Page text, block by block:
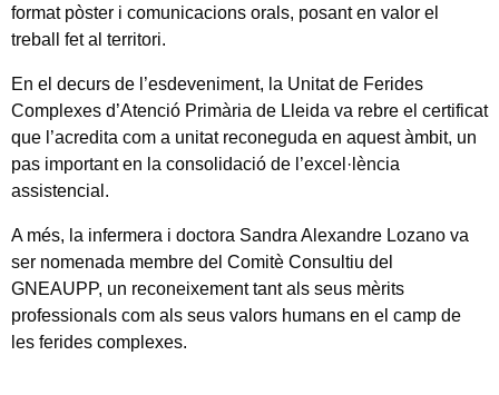
format pòster i comunicacions orals, posant en valor el
treball fet al territori.
En el decurs de l’esdeveniment, la Unitat de Ferides
Complexes d’Atenció Primària de Lleida va rebre el certificat
que l’acredita com a unitat reconeguda en aquest àmbit, un
pas important en la consolidació de l’excel·lència
assistencial.
A més, la infermera i doctora Sandra Alexandre Lozano va
ser nomenada membre del Comitè Consultiu del
GNEAUPP, un reconeixement tant als seus mèrits
professionals com als seus valors humans en el camp de
les ferides complexes.